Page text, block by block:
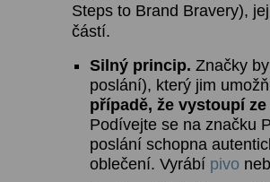
Steps to Brand Bravery),
částí.
Silný princip. Značky
poslání), který jim
případě, že vystoupí
Podívejte se na značku
poslání schopna
oblečení. Vyrábí pivo